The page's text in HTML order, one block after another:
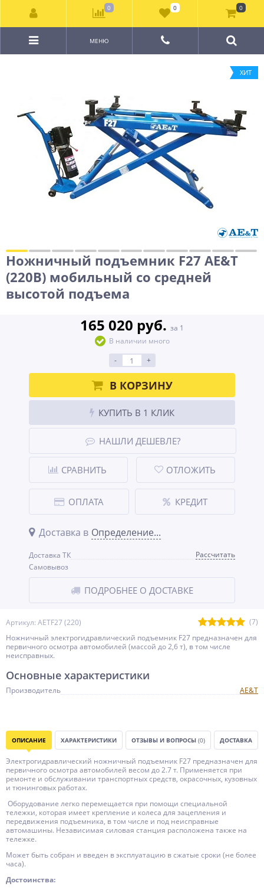
МЕНЮ
ХИТ
Ножничный подъемник F27 AE&T
(220В) мобильный со средней
высотой подъема
Артикул: AETF27 (220)
(7)
Ножничный электрогидравлический подъемник F27 предназначен для
первичного осмотра автомобилей (массой до 2,6 т), в том числе
неисправных.
165 020 руб. за 1
В наличии много
-
+
В КОРЗИНУ
КУПИТЬ В 1 КЛИК
НАШЛИ ДЕШЕВЛЕ?
СРАВНИТЬ ОТЛОЖИТЬ
ОПЛАТА КРЕДИТ
Доставка в Определение...
Доставка ТК
Рассчитать
Самовывоз
ПОДРОБНЕЕ О ДОСТАВКЕ
Основные характеристики
Производитель AE&T
ОПИСАНИЕ ХАРАКТЕРИСТИКИ ОТЗЫВЫ И ВОПРОСЫ (0) ДОСТАВКА
Электрогидравлический ножничный подъемник F27 предназначен для
первичного осмотра автомобилей весом до 2.7 т. Применяется при
ремонте и обслуживании транспортных средств, окрасочных, кузовных
и тюнинговых работах.
Оборудование легко перемещается при помощи специальной
тележки, которая имеет крепление и колеса для зацепления и
передвижения подъемника, в том числе и под неисправные
автомашины. Независимая силовая станция расположена также на
тележке.
Может быть собран и введен в эксплуатацию в сжатые сроки (не более
часа).
Достоинства:
0 0 0